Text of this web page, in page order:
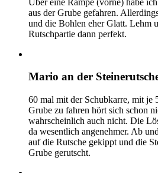
aus der Grube gefahren.
und die Bohlen eher Glatt. Lehm
Rutschpartie dann perfekt.
Mario an der
60 mal mit der Schubkarre, mit je
Grube zu fahren hört sich schon
wahrscheinlich auch nicht. Die
da wesentlich angenehmer. Ab
auf die Rutsche gekippt und die
Grube gerutscht.